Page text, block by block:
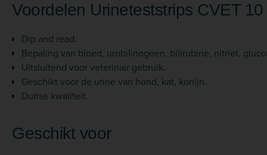
Voordelen Urineteststrips CVET
Dip and read.
Bepaling van bloed, urobilinogeen, bilirubine, nitriet,
Uitsluitend voor veterinair gebruik.
Geschikt voor de urine van hond, kat, konijn.
Duitse kwaliteit.
Geschikt voor